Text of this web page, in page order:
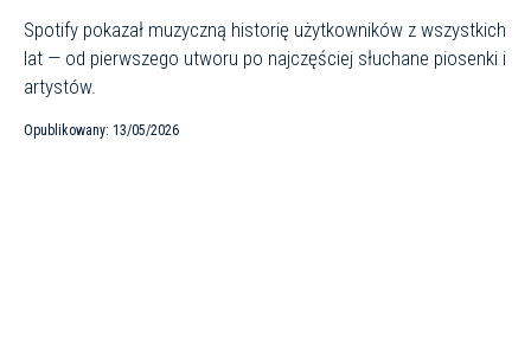
Spotify pokazał muzyczną historię użytkowników z wszystkich
lat — od pierwszego utworu po najczęściej słuchane piosenki i
artystów.
Opublikowany: 13/05/2026